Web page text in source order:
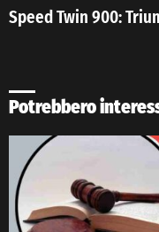
Speed Twin 900:
Potrebbero